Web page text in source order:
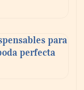
Modelo
de cada 10 la
para
perfecta